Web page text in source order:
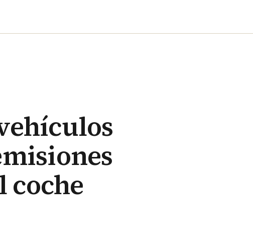
coche